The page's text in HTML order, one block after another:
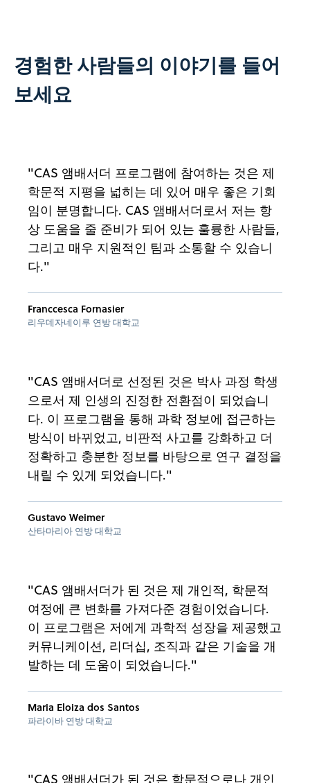
경험한 사람들의 이야기를 들어
보세요
"CAS 앰배서더 프로그램에 참여하는 것은 제
학문적 지평을 넓히는 데 있어 매우 좋은 기회
임이 분명합니다. CAS 앰배서더로서 저는 항
상 도움을 줄 준비가 되어 있는 훌륭한 사람들,
그리고 매우 지원적인 팀과 소통할 수 있습니
다."
Franccesca Fornasier
리우데자네이루 연방 대학교
"CAS 앰배서더로 선정된 것은 박사 과정 학생
으로서 제 인생의 진정한 전환점이 되었습니
다. 이 프로그램을 통해 과학 정보에 접근하는
방식이 바뀌었고, 비판적 사고를 강화하고 더
정확하고 충분한 정보를 바탕으로 연구 결정을
내릴 수 있게 되었습니다."
Gustavo Weimer
산타마리아 연방 대학교
"CAS 앰배서더가 된 것은 제 개인적, 학문적
여정에 큰 변화를 가져다준 경험이었습니다.
이 프로그램은 저에게 과학적 성장을 제공했고
커뮤니케이션, 리더십, 조직과 같은 기술을 개
발하는 데 도움이 되었습니다."
Maria Eloiza dos Santos
파라이바 연방 대학교
"CAS 앰배서더가 된 것은 학문적으로나 개인